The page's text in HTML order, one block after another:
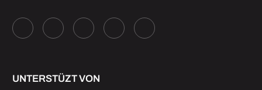
UNTERSTÜZT VON